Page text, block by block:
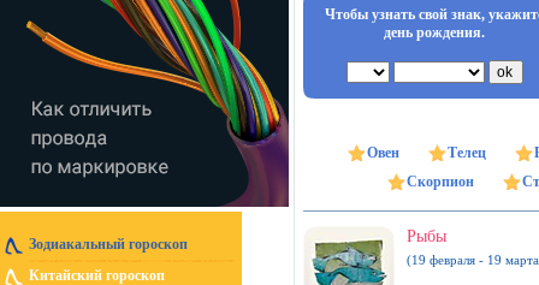
Зодиакальный гороскоп
Китайский гороскоп
Чтобы узнать свой знак,
день рождения.
Овен Телец
Скорпион
Рыбы
(19 февраля - 19